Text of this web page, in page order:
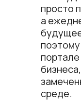
просто
а
среде.